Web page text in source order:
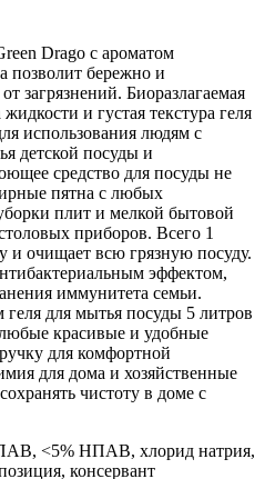
Drago с ароматом
позволит бережно и
загрязнений. Биоразлагаемая
и густая текстура геля
использования людям с
детской посуды и
средство для посуды не
пятна с любых
плит и мелкой бытовой
приборов. Всего 1
и очищает всю грязную посуду.
эффектом,
иммунитета семьи.
для мытья посуды 5 литров
красивые и удобные
для комфортной
для дома и хозяйственные
чистоту в доме с
<5% НПАВ, хлорид натрия,
консервант